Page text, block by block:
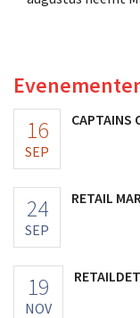
16
SEP
CAPTAINS
24
SEP
RETAIL
19
NOV